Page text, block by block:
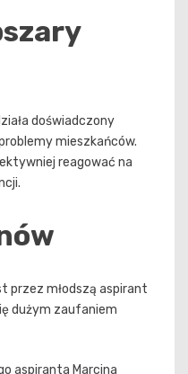
doświadczony
mieszkańców.
reagować na
przez młodszą aspirant
dużym zaufaniem
aspiranta Marcina